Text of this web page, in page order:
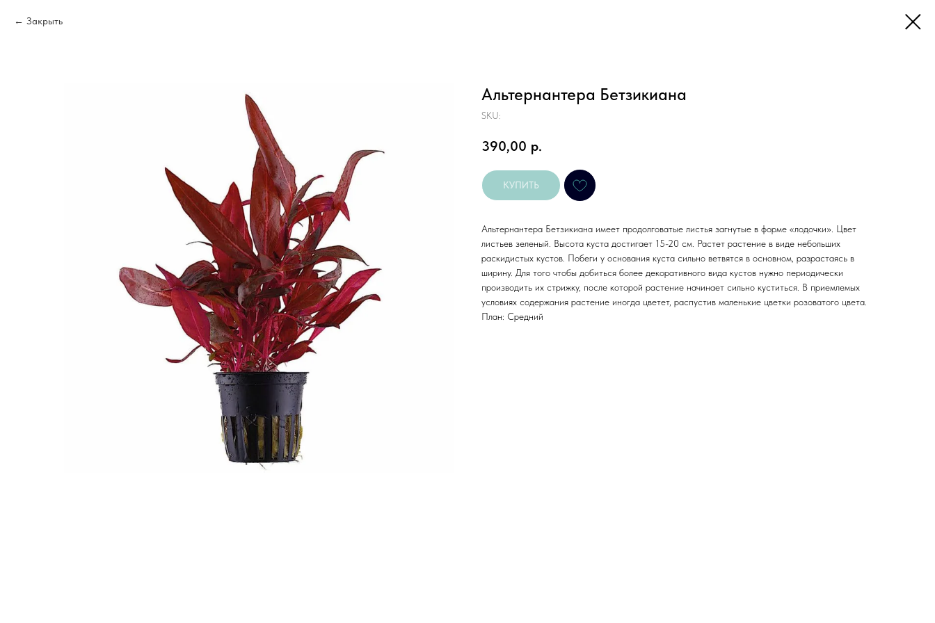
Закрыть
Альтернантера Бетзикиана
SKU:
390,00 р.
КУПИТЬ
Альтернантера Бетзикиана имеет продолговатые листья загнутые в форме «лодочки». Цвет
листьев зеленый. Высота куста достигает 15-20 см. Растет растение в виде небольших
раскидистых кустов. Побеги у основания куста сильно ветвятся в основном, разрастаясь в
ширину. Для того чтобы добиться более декоративного вида кустов нужно периодически
производить их стрижку, после которой растение начинает сильно куститься. В приемлемых
условиях содержания растение иногда цветет, распустив маленькие цветки розоватого цвета.
План: Средний